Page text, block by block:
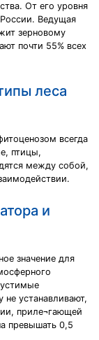
От его уровня
Ведущая
зерновому
почти 55% всех
леса
всегда
птицы,
между собой,
и
значение для
устанавливают,
приле¬гающей
превышать 0,5